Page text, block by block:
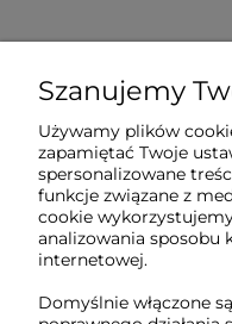
Sklep
pn-pt: 08:00-16:00
791 063
biuro@tukado.pl
Szanujemy
Używamy plików
zapamiętać Twoje
spersonalizowane
funkcje związane z
cookie
analizowania sposobu
internetowej.
Domyślnie włączone